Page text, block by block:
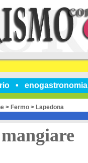
enogastronomia
> Fermo > Lapedona